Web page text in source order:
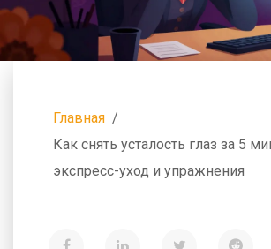
Главная
Как снять усталость глаз за 5
экспресс-уход и упражнения